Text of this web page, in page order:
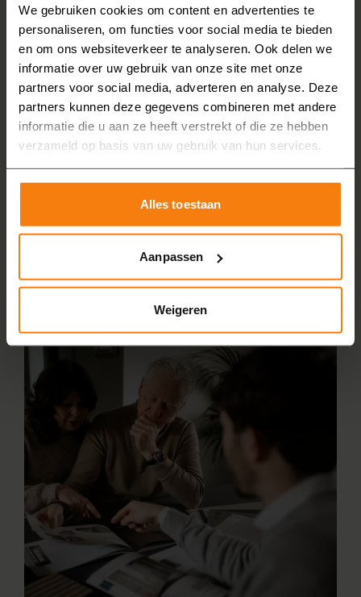
We gebruiken cookies om content en advertenties te
personaliseren, om functies voor social media te bieden
en om ons websiteverkeer te analyseren. Ook delen we
informatie over uw gebruik van onze site met onze
partners voor social media, adverteren en analyse. Deze
partners kunnen deze gegevens combineren met andere
informatie die u aan ze heeft verstrekt of die ze hebben
verzameld op basis van uw gebruik van hun services.
Alles toestaan
Aanpassen
Weigeren
We nemen graag samen alle mogelijkheden door
tijdens eengratis en vrijblijvend adviesgesprek aan
bij u in Noord-Brabant. We meten dan ook uw
badkamer op. Vervolgens krijgt u een vrijblijvende
offerte van de nieuwe badkamer.
4. Demonteren en afvoeren
demonteren van uw oude badkamer. Het materiaal
voeren we af, zodat u daar geen omkijken naar heeft.
5. Nieuwe badkamer installeren
Onze eigen monteurs installeren vervolgens de
badkamer bij u in Noord-Brabant. Ze laten de
badkamer bezemschoon achter. Vervolgens kunt u